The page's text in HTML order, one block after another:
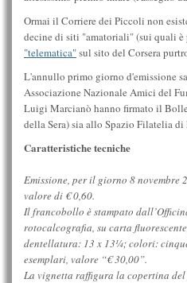
Ormai il Corriere dei Piccoli non
decine di siti "amatoriali" (sui quali
"telematica"sul sito del Corsera
L'annullo primo giorno d'emissione
Associazione Nazionale Amici del
Luigi Marcianò hanno firmato il
della Sera) sia allo Spazio Filatelia
Caratteristiche tecniche
Emissione, per il giorno 8
valore di € 0,60.
Il francobollo è stampato
rotocalcografia, su carta
dentellatura: 13 x 13¼; colori:
esemplari, valore “€ 30,00”.
La vignetta raffigura la copertina